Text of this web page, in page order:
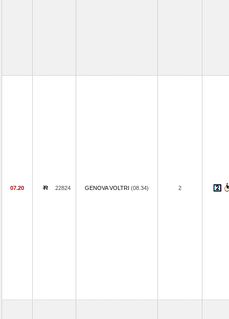
07.20 22824 GENOVA VOLTRI (08.34) 2